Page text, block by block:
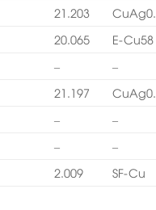
21.203
20.065
E-Cu58
–
–
21.197
–
–
–
–
2.009 SF-Cu